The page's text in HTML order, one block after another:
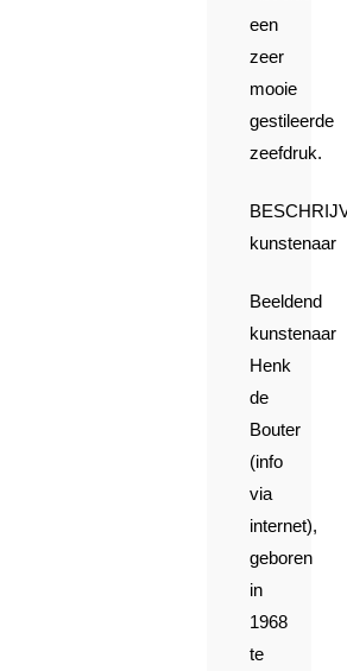
een
zeer
mooie
gestileerde
zeefdruk.
kunstenaar
Beeldend
kunstenaar
Henk
de
Bouter
(info
via
internet),
geboren
in
1968
te